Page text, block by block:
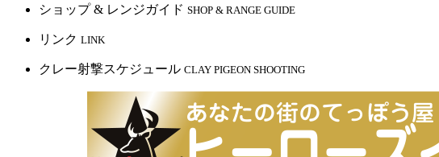
ショップ & レンジガイド SHOP & RANGE GUIDE
リンク LINK
クレー射撃スケジュール CLAY PIGEON SHOOTING